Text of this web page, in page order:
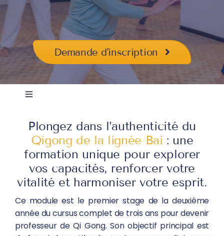
Demande d'inscription
Navigation
bascule
En bref
Programme
Financement
Rythme
Plongez dans l’authenticité du
Qigong de la lignée Bai : une
formation unique pour explorer
vos capacités, renforcer votre
vitalité et harmoniser votre esprit.
Ce module est le premier stage de la deuxième
année du cursus complet de trois ans pour devenir
professeur de Qi Gong. Son objectif principal est